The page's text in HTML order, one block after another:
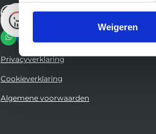
Weigeren
Domino’s portal
W
h
t
A
p
n
k
d
I
Privacyverklaring
Cookieverklaring
Algemene voorwaarden